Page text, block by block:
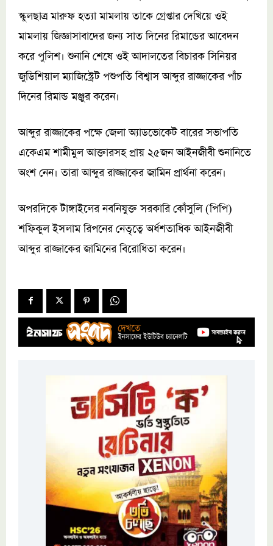
স্কুলছাত্র মারুফ হত্যা মামলায় তাকে গ্রেপ্তার দেখিয়ে ওই
মামলায় জিজ্ঞাসাবাদের জন্য সাত দিনের রিমান্ডের আবেদন
করে পুলিশ। শুনানি শেষে ওই আদালতের বিচারক সিনিয়র
জুডিশিয়াল ম্যাজিস্ট্রেট পশুপতি বিশ্বাস আব্দুর রাজ্জাকের পাঁচ
দিনের রিমান্ড মঞ্জুর করেন।
আব্দুর রাজ্জাকের পক্ষে জেলা অ্যাডভোকেট বারের সভাপতি
একেএম শামীমুল আক্তারসহ প্রায় ২৫জন আইনজীবী শুনানিতে
অংশ নেন। তারা আব্দুর রাজ্জাকের জামিন প্রার্থনা করেন।
অপরদিকে টাঙ্গাইলের নবনিযুক্ত সরকারি কোঁসুলি (পিপি)
শফিকুল ইসলাম রিপনের নেতৃত্বে অর্ধশতাধিক আইনজীবী
আব্দুর রাজ্জাকের জামিনের বিরোধিতা করেন।